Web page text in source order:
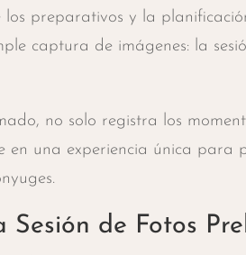
preparativos y la
captura de imágenes: la
no solo registra los
en una experiencia única para
de Fotos